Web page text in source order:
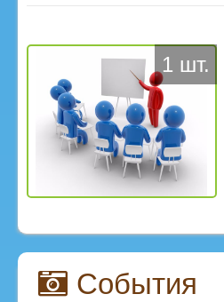
1 шт.
События